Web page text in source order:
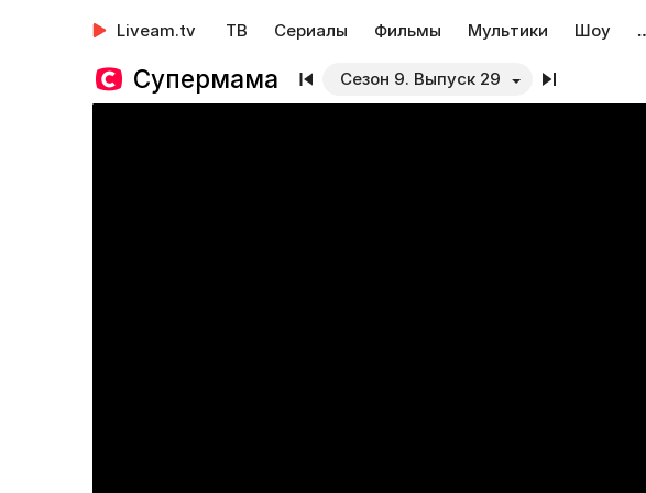
Liveam.tv ТВ Сериалы Фильмы Мультики Шоу
Супермама Сезон 9. Выпуск 29